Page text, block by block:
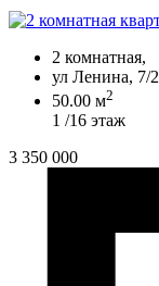
2 комнатная,
ул Ленина, 7/2
50.00 м2
1 /16 этаж
3 350 000